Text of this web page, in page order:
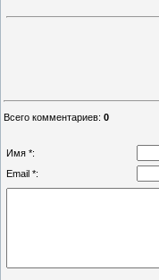
Всего комментариев: 0
Имя *:
Email *: